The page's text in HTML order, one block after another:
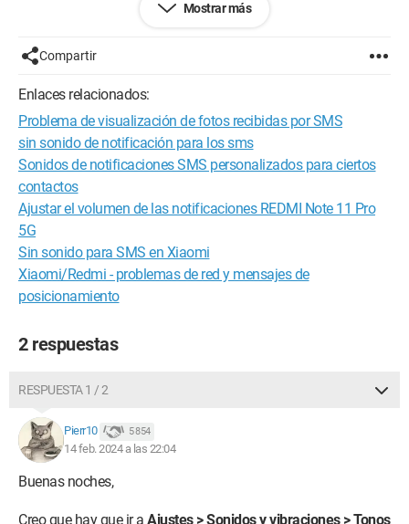
"mensajes" y hasta "permitir los sms" pero al llegar allí, nada
relacionado con el sonido...
¿alguien tiene una solución o creen que se trate de una mala
configuración del fabricante?
gracias de antemano.
Mostrar más
Compartir
Enlaces relacionados:
Problema de visualización de fotos recibidas por SMS
sin sonido de notificación para los sms
Sonidos de notificaciones SMS personalizados para ciertos
contactos
Ajustar el volumen de las notificaciones REDMI Note 11 Pro
5G
Sin sonido para SMS en Xiaomi
Xiaomi/Redmi - problemas de red y mensajes de
posicionamiento
2 respuestas
RESPUESTA 1 / 2
Pierr10 5 854
14 feb. 2024 a las 22:04
Buenas noches,
Creo que hay que ir a Ajustes > Sonidos y vibraciones > Tonos